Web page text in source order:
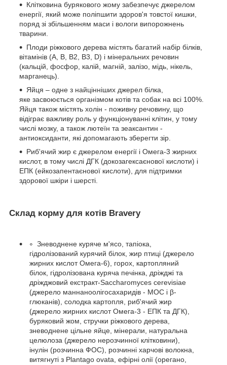
Клітковина бурякового жому забезпечує джерелом
енергії, який може поліпшити здоров'я товстої кишки,
поряд зі збільшенням маси і вологи випорожнень
тварини.
Плоди ріжкового дерева містять багатий набір білків,
вітамінів (А, В, В2, В3, D) і мінеральних речовин
(кальцій, фосфор, калій, магній, залізо, мідь, нікель,
марганець).
Яйця – одне з найцінніших джерел білка,
яке засвоюється організмом котів та собак на всі 100%.
Яйця також містять холін - поживну речовину, що
відіграє важливу роль у функціонуванні клітин, у тому
числі мозку, а також лютеїн та зеаксантин -
антиоксиданти, які допомагають зберегти зір.
Риб'ячий жир є джерелом енергії і Омега-3 жирних
кислот, в тому числі ДГК (докозагексаєнової кислоти) і
ЕПК (ейкозапентаєнової кислоти), для підтримки
здорової шкіри і шерсті.
Склад корму для котів Bravery
Зневоднене куряче м'ясо, тапіока,
гідролізований курячий білок, жир птиці (джерело
жирних кислот Омега-6), горох, картопляний
білок, гідролізована куряча печінка, дріжджі та
дріжджовий екстракт-Saccharomyces cerevisiae
(джерело маннаноолігосахаридів - МОС і β-
глюканів), солодка картопля, риб'ячий жир
(джерело жирних кислот Омега-3 - ЕПК та ДГК),
буряковий жом, стручки ріжкового дерева,
зневоднене цільне яйце, мінерали, натуральна
целюлоза (джерело нерозчинної клітковини),
інулін (розчинна ФОС), розчинні харчові волокна,
витягнуті з Plantago ovata, ефірні олії (орегано,